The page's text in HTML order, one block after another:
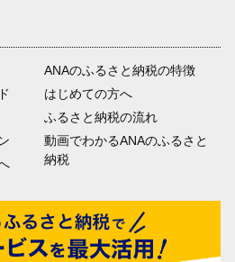
ANAのふるさと納税の特徴
はじめての方へ
ふるさと納税の流れ
動画でわかるANAのふるさと
納税